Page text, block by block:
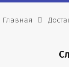
Главная